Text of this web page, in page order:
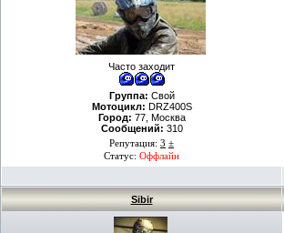
Часто заходит
Группа: Свой
Мотоцикл: DRZ400S
Город: 77, Москва
Сообщений: 310
Репутация: 3 ±
Статус: Оффлайн
Sibir